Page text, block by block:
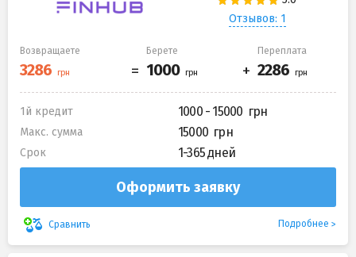
Отзывов: 1
Возвращаете Берете Переплата
1й кредит 1000 - 15000
Макс. сумма 15000
Срок 1-365 дней
Оформить заявку
Сравнить Подробнее